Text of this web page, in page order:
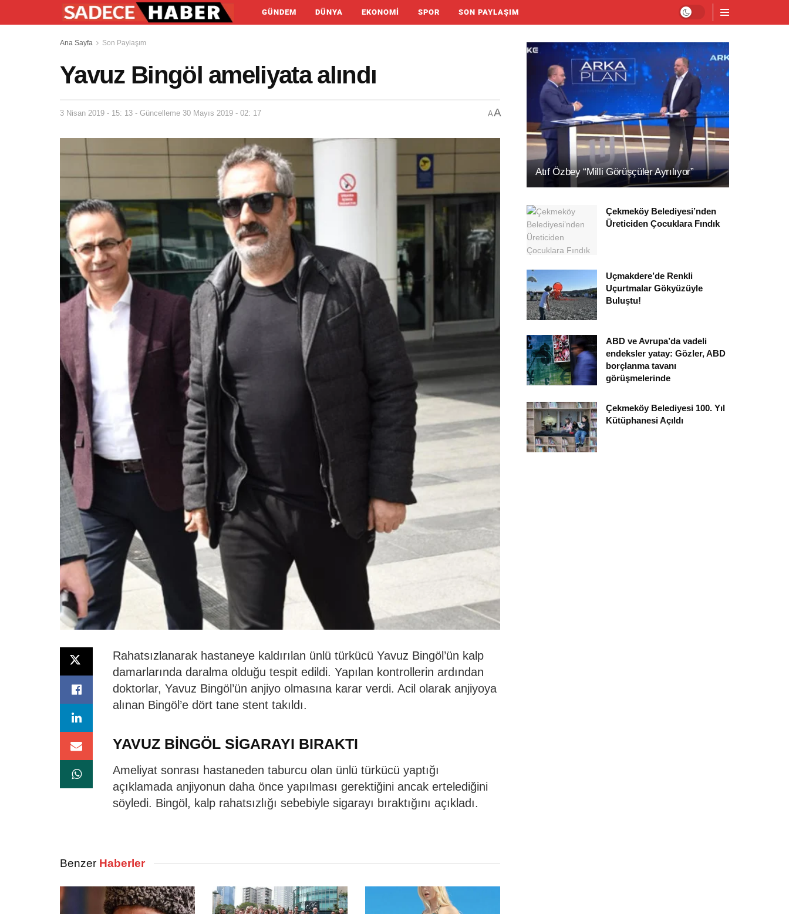
GÜNDEM DÜNYA EKONOMI SPOR SON PAYLAŞIM
Ana Sayfa Son Paylaşım
Yavuz Bingöl ameliyata alındı
3 Nisan 2019 - 15: 13 - Güncelleme 30 Mayıs 2019 - 02: 17 AA
Rahatsızlanarak hastaneye kaldırılan ünlü türkücü Yavuz Bingöl’ün kalp
damarlarında daralma olduğu tespit edildi. Yapılan kontrollerin ardından
doktorlar, Yavuz Bingöl’ün anjiyo olmasına karar verdi. Acil olarak anjiyoya
alınan Bingöl’e dört tane stent takıldı.
YAVUZ BİNGÖL SİGARAYI BIRAKTI
Ameliyat sonrası hastaneden taburcu olan ünlü türkücü yaptığı
açıklamada anjiyonun daha önce yapılması gerektiğini ancak ertelediğini
söyledi. Bingöl, kalp rahatsızlığı sebebiyle sigarayı bıraktığını açıkladı.
Benzer Haberler
Atıf Özbey “Milli Görüşçüler Ayrılıyor”
Çekmeköy Belediyesi’nden
Üreticiden Çocuklara Fındık
Uçmakdere’de Renkli
Uçurtmalar Gökyüzüyle
Buluştu!
ABD ve Avrupa’da vadeli
endeksler yatay: Gözler, ABD
borçlanma tavanı
görüşmelerinde
Çekmeköy Belediyesi 100. Yıl
Kütüphanesi Açıldı